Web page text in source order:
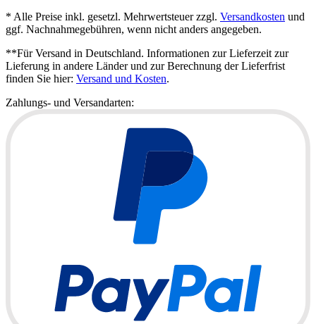
* Alle Preise inkl. gesetzl. Mehrwertsteuer zzgl. Versandkosten und
ggf. Nachnahmegebühren, wenn nicht anders angegeben.
**Für Versand in Deutschland. Informationen zur Lieferzeit zur
Lieferung in andere Länder und zur Berechnung der Lieferfrist
finden Sie hier: Versand und Kosten.
Zahlungs- und Versandarten: